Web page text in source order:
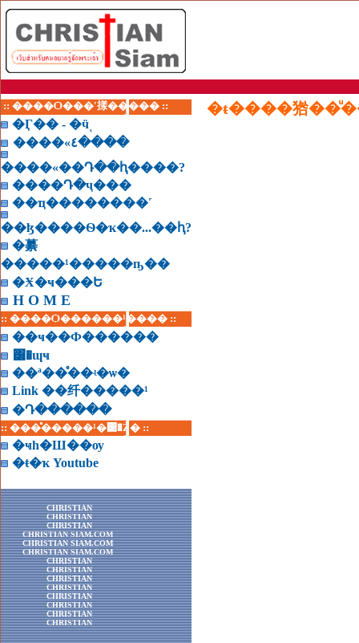
:: ����Ѻ���ʹ㨾����� ::
�Ӷ�� - �ӵͺ
����«٤����
����«��Դ��ԧ����?
����Դ�ҷ���
��ҵ��������˹
��ɮ����Ѳ�ҡ��...��ԧ?
�繤
�����¹�����ҧ��
�Ӿ�ҹ���Ե
H O M E
:: ����Ѻ������¹���� ::
��ҹ��Ф������
͸�ɰҹ
��ª��ͤ��ʵ�ѡ�
Link ��纤�����¹
�Դ������
:: ���ͤ�����¹�͹�Ź� ::
�ҹһ�Ш��ѹ
�ŧ�ҡ Youtube
CHRISTIAN
CHRISTIAN
CHRISTIAN
CHRISTIAN SIAM.COM
CHRISTIAN SIAM.COM
CHRISTIAN SIAM.COM
CHRISTIAN
CHRISTIAN
CHRISTIAN
CHRISTIAN
CHRISTIAN
CHRISTIAN
CHRISTIAN
CHRISTIAN
�ŧ����㹾